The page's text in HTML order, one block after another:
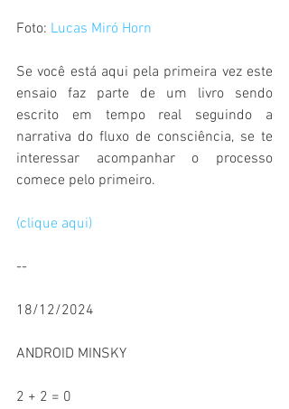
Foto: Lucas Miró Horn
Se você está aqui pela primeira vez este
ensaio faz parte de um livro sendo
escrito em tempo real seguindo a
narrativa do fluxo de consciência, se te
interessar acompanhar o processo
comece pelo primeiro.
(clique aqui)
--
18/12/2024
ANDROID MINSKY
2 + 2 = 0